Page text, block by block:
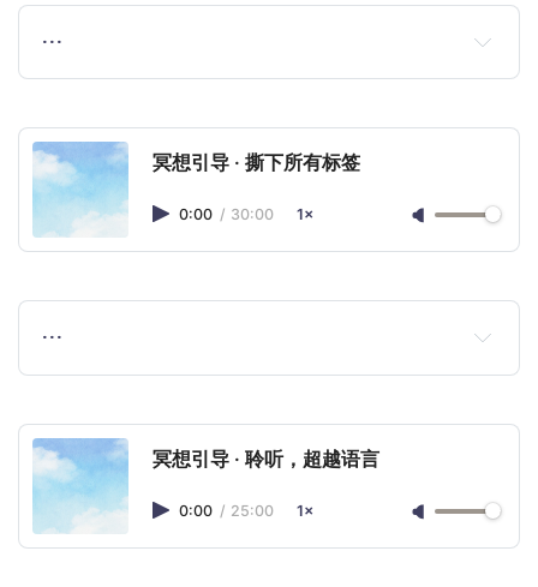
什么都可以有，什
么都可以没有。
…
冥想引导 · 撕下所有标签
0:00 / 30:00 1×
…
冥想引导 · 聆听，超越语言
0:00 / 25:00 1×